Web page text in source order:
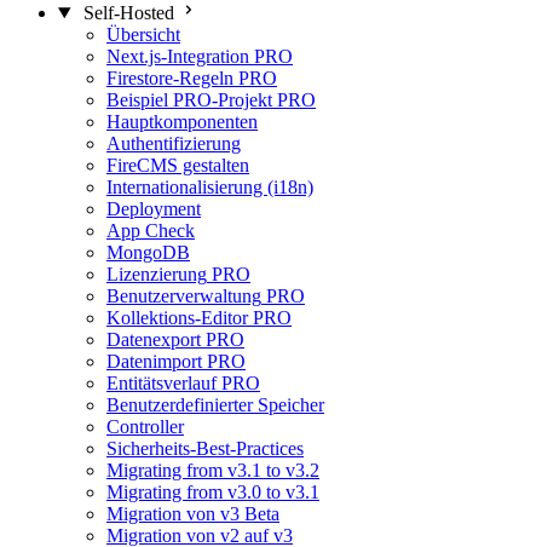
Self-Hosted
Übersicht
Next.js-Integration PRO
Firestore-Regeln PRO
Beispiel PRO-Projekt PRO
Hauptkomponenten
Authentifizierung
FireCMS gestalten
Internationalisierung (i18n)
Deployment
App Check
MongoDB
Lizenzierung PRO
Benutzerverwaltung PRO
Kollektions-Editor PRO
Datenexport PRO
Datenimport PRO
Entitätsverlauf PRO
Benutzerdefinierter Speicher
Controller
Sicherheits-Best-Practices
Migrating from v3.1 to v3.2
Migrating from v3.0 to v3.1
Migration von v3 Beta
Migration von v2 auf v3